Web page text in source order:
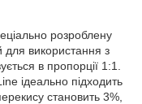
розроблену
для використання з
в пропорції 1:1.
ідеально підходить
становить 3%,